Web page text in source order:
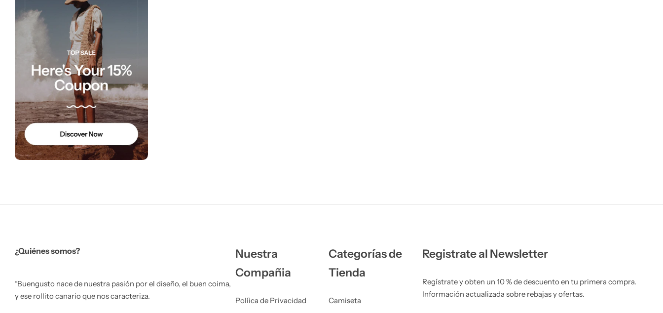
¿Quiénes somos?
“Buengusto nace de nuestra pasión por el diseño, el buen coima,
y ese rollito canario que nos caracteriza.
Nuestra
Compañia
Políica de Privacidad
Categorías de
Tienda
Camiseta
Registrate al Newsletter
Regístrate y obten un 10 % de descuento en tu primera compra.
Información actualizada sobre rebajas y ofertas.